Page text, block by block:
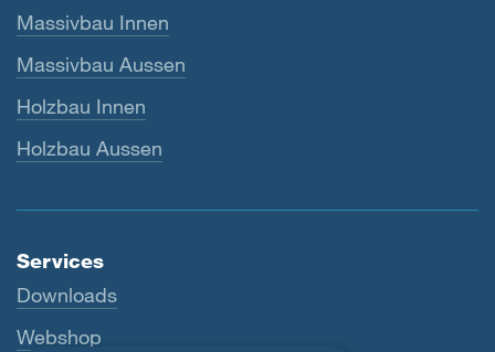
Massivbau Innen
Massivbau Aussen
Holzbau Innen
Holzbau Aussen
Services
Downloads
Webshop